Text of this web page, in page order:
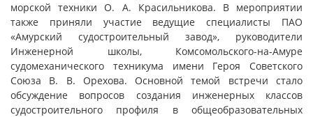
морской техники О. А. Красильникова. В мероприятии
также приняли участие ведущие специалисты ПАО
«Амурский судостроительный завод», руководители
Инженерной школы, Комсомольского-на-Амуре
судомеханического техникума имени Героя Советского
Союза В. В. Орехова. Основной темой встречи стало
обсуждение вопросов создания инженерных классов
судостроительного профиля в общеобразовательных